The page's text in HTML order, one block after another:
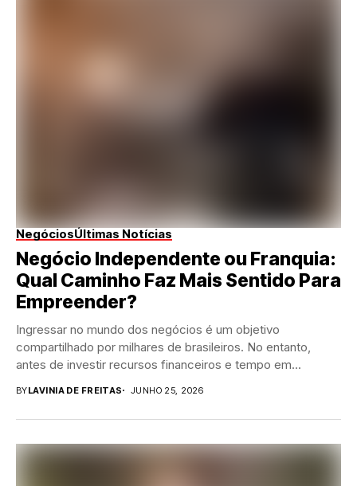
NegóciosÚltimas Notícias
Negócio Independente ou Franquia:
Qual Caminho Faz Mais Sentido Para
Empreender?
Ingressar no mundo dos negócios é um objetivo
compartilhado por milhares de brasileiros. No entanto,
antes de investir recursos financeiros e tempo em...
BYLAVINIA DE FREITAS JUNHO 25, 2026